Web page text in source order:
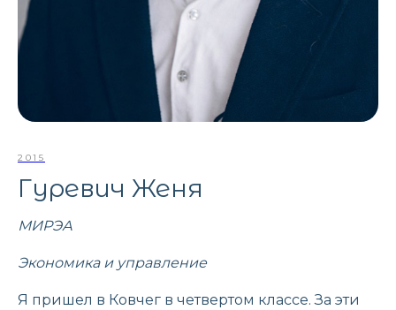
2015
Гуревич Женя
МИРЭА
Экономика и управление
Я пришел в Ковчег в четвертом классе. За эти